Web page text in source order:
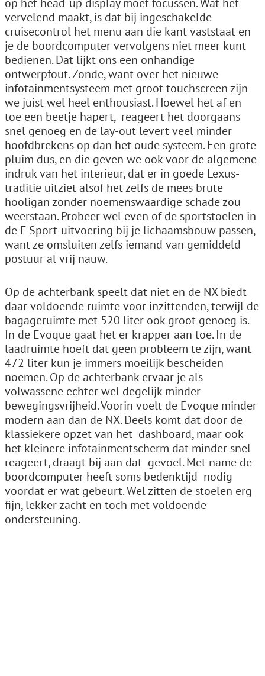
vervelend maakt, is dat bij ingeschakelde
cruisecontrol het menu aan die kant vaststaat en
je de boordcomputer vervolgens niet meer kunt
bedienen. Dat lijkt ons een onhandige
ontwerpfout. Zonde, want over het nieuwe
infotainmentsysteem met groot touchscreen zijn
we juist wel heel enthousiast. Hoewel het af en
toe een beetje hapert, ­ reageert het doorgaans
snel genoeg en de lay-out levert veel minder
hoofdbrekens op dan het oude systeem. Een grote
pluim dus, en die geven we ook voor de algemene
indruk van het interieur, dat er in goede Lexus-
traditie uitziet alsof het zelfs de mees brute
hooligan zonder noemenswaardige schade zou
weerstaan. Probeer wel even of de sportstoelen in
de F Sport-uitvoering bij je lichaamsbouw passen,
want ze omsluiten zelfs iemand van gemiddeld
postuur al vrij nauw.
Op de achterbank speelt dat niet en de NX biedt
daar voldoende ruimte voor inzittenden, terwijl de
bagageruimte met 520 liter ook groot genoeg is.
In de Evoque gaat het er krapper aan toe. In de
laadruimte hoeft dat geen probleem te zijn, want
472 liter kun je immers moeilijk bescheiden
noemen. Op de achterbank ervaar je als
volwassene echter wel degelijk minder
bewegingsvrijheid. Voorin voelt de Evoque minder
modern aan dan de NX. Deels komt dat door de
klassiekere opzet van het ­ dashboard, maar ook
het kleinere info­tainmentscherm dat minder snel
reageert, draagt bij aan dat ­ gevoel. Met name de
boordcomputer heeft soms bedenktijd ­ nodig
voordat er wat gebeurt. Wel zitten de stoelen erg
fijn, lekker zacht en toch met voldoende
ondersteuning.